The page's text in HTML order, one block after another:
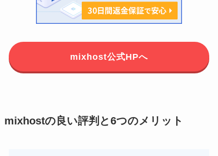
mixhost公式HPへ
mixhostの良い評判と6つのメリット